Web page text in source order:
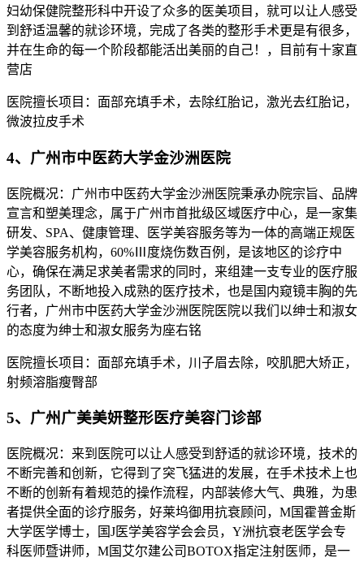
妇幼保健院整形科中开设了众多的医美项目，就可以让人感受
到舒适温馨的就诊环境，完成了各类的整形手术更是有很多，
并在生命的每一个阶段都能活出美丽的自己！，目前有十家直
营店
医院擅长项目：面部充填手术，去除红胎记，激光去红胎记，
微波拉皮手术
4、广州市中医药大学金沙洲医院
医院概况：广州市中医药大学金沙洲医院秉承办院宗旨、品牌
宣言和塑美理念，属于广州市首批级区域医疗中心，是一家集
研发、SPA、健康管理、医学美容服务等为一体的高端正规医
学美容服务机构，60%Ⅲ度烧伤数百例，是该地区的诊疗中
心，确保在满足求美者需求的同时，来组建一支专业的医疗服
务团队，不断地投入成熟的医疗技术，也是国内窥镜丰胸的先
行者，广州市中医药大学金沙洲医院医院以我们以绅士和淑女
的态度为绅士和淑女服务为座右铭
医院擅长项目：面部充填手术，川子眉去除，咬肌肥大矫正，
射频溶脂瘦臀部
5、广州广美美妍整形医疗美容门诊部
医院概况：来到医院可以让人感受到舒适的就诊环境，技术的
不断完善和创新，它得到了突飞猛进的发展，在手术技术上也
不断的创新有着规范的操作流程，内部装修大气、典雅，为患
者提供全面的诊疗服务，好莱坞御用抗衰顾问，M国霍普金斯
大学医学博士，国J医学美容学会会员，Y洲抗衰老医学会专
科医师暨讲师，M国艾尔建公司BOTOX指定注射医师，是一